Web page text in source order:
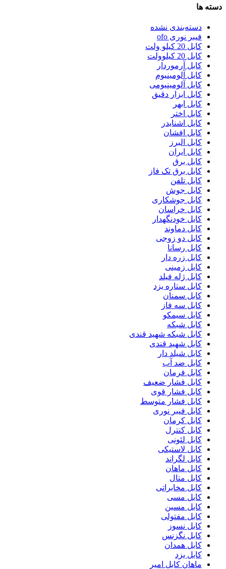
دسته ها
دسته‌بندی نشده
فیبر نوری ofo
کابل 20 کیلو ولت
کابل 20 کیلوولت
کابل آرموردار
کابل آلومینیوم
کابل آلومینیومی
کابل ابزار دقیق
کابل ابهر
کابل اختر
کابل اشنایدر
کابل افشان
کابل البرز
کابل ایران
کابل برق
کابل برق تک فاز
کابل تلفن
کابل جوش
کابل جوشکاری
کابل خراسان
کابل خودنگهدار
کابل دماوند
کابل دو زوجی
کابل رسانا
کابل زره دار
کابل زمینی
کابل ژله فیلد
کابل ستاره یزد
کابل سمنان
کابل سه فاز
کابل سیمکو
کابل شبکه
کابل شبکه شهید قندی
کابل شهید قندی
کابل شیلد دار
کابل ضد آب
کابل فرمان
کابل فشار ضعیف
کابل فشار قوی
کابل فشار متوسط
کابل فیبر نوری
کابل کرمان
کابل کنترل
کابل لئونی
کابل لاستیکی
کابل لگراند
کابل ماهان
کابل متال
کابل مخابراتی
کابل مسی
کابل مسین
کابل مفتولی
کابل نسوز
کابل نگزنس
کابل همدان
کابل یزد
ماهان کابل امیر